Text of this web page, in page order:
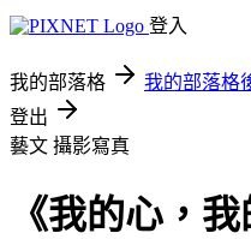
登入
我的部落格 我的部落格
登出
藝文 攝影寫真
《我的心，